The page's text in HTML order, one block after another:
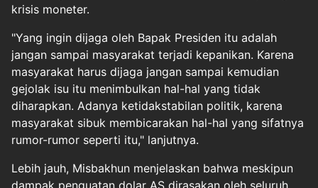
krisis moneter.
"Yang ingin dijaga oleh Bapak Presiden itu adalah
jangan sampai masyarakat terjadi kepanikan. Karena
masyarakat harus dijaga jangan sampai kemudian
gejolak isu itu menimbulkan hal-hal yang tidak
diharapkan. Adanya ketidakstabilan politik, karena
masyarakat sibuk membicarakan hal-hal yang sifatnya
rumor-rumor seperti itu," lanjutnya.
Lebih jauh, Misbakhun menjelaskan bahwa meskipun
dampak penguatan dolar AS dirasakan oleh seluruh